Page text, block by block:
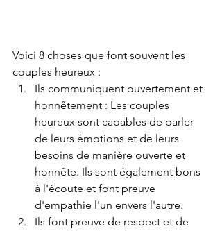
Voici 8 choses que font souvent les
couples heureux :
Ils communiquent ouvertement et
honnêtement : Les couples
heureux sont capables de parler
de leurs émotions et de leurs
besoins de manière ouverte et
honnête. Ils sont également bons
à l'écoute et font preuve
d'empathie l'un envers l'autre.
Ils font preuve de respect et de